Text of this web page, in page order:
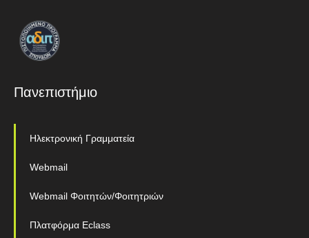
Πανεπιστήμιο
Ηλεκτρονική Γραμματεία
Webmail
Webmail Φοιτητών/Φοιτητριών
Πλατφόρμα Eclass